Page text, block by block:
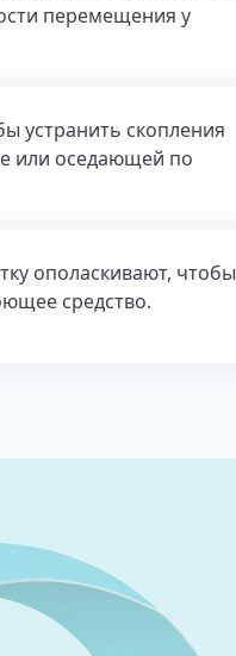
перемещения у
устранить скопления
или оседающей по
ополаскивают, чтобы
средство.